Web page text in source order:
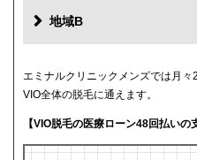
地域B
エミナルクリニックメンズでは月
VIO全体の脱毛に通えます。
【VIO脱毛の医療ローン48回払いの